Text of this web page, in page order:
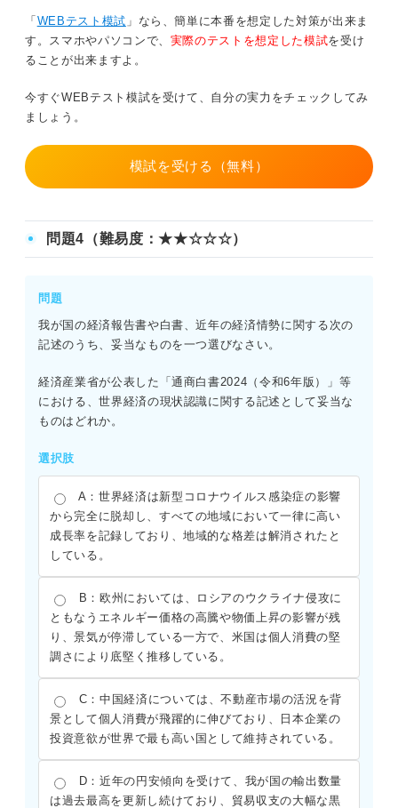
「 WEBテスト模試 」なら、簡単に本番を想定した対策が出来ま
す。スマホやパソコンで、 実際のテストを想定した模試を受け
ることが出来ますよ。
今すぐWEBテスト模試を受けて、自分の実力をチェックしてみ
ましょう。
模試を受ける（無料）
問題4（難易度：★★☆☆☆）
問題
我が国の経済報告書や白書、近年の経済情勢に関する次の
記述のうち、妥当なものを一つ選びなさい。
経済産業省が公表した「通商白書2024（令和6年版）」等
における、世界経済の現状認識に関する記述として妥当な
ものはどれか。
選択肢
A：世界経済は新型コロナウイルス感染症の影響
から完全に脱却し、すべての地域において一律に高い
成長率を記録しており、地域的な格差は解消されたと
している。
B：欧州においては、ロシアのウクライナ侵攻に
ともなうエネルギー価格の高騰や物価上昇の影響が残
り、景気が停滞している一方で、米国は個人消費の堅
調さにより底堅く推移している。
C：中国経済については、不動産市場の活況を背
景として個人消費が飛躍的に伸びており、日本企業の
投資意欲が世界で最も高い国として維持されている。
D：近年の円安傾向を受けて、我が国の輸出数量
は過去最高を更新し続けており、貿易収支の大幅な黒